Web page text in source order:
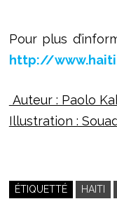
Pour plus
http://
Auteur : Paolo
Illustration :
ÉTIQUETTÉ HAITI